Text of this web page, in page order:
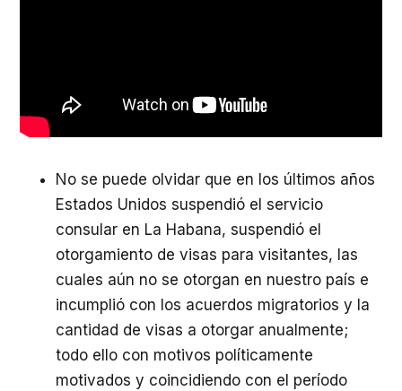
No se puede olvidar que en los últimos años
Estados Unidos suspendió el servicio
consular en La Habana, suspendió el
otorgamiento de visas para visitantes, las
cuales aún no se otorgan en nuestro país e
incumplió con los acuerdos migratorios y la
cantidad de visas a otorgar anualmente;
todo ello con motivos políticamente
motivados y coincidiendo con el período